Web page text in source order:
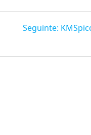
Seguinte: Post